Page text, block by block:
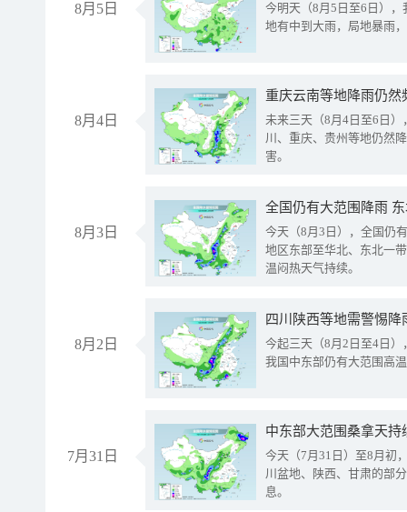
8月5日
今明天（8月5日至6日）
地有中到大雨，局地暴雨
8月4日
重庆云南等地降雨仍然
未来三天（8月4日至6日
川、重庆、贵州等地仍然
害。
8月3日
全国仍有大范围降雨
今天（8月3日），全国仍
地区东部至华北、东北一
温闷热天气持续。
8月2日
今起三天（8月2日至4日
我国中东部仍有大范围高
7月31日
中东部大范围桑拿天
今天（7月31日）至8月初
川盆地、陕西、甘肃的部
息。